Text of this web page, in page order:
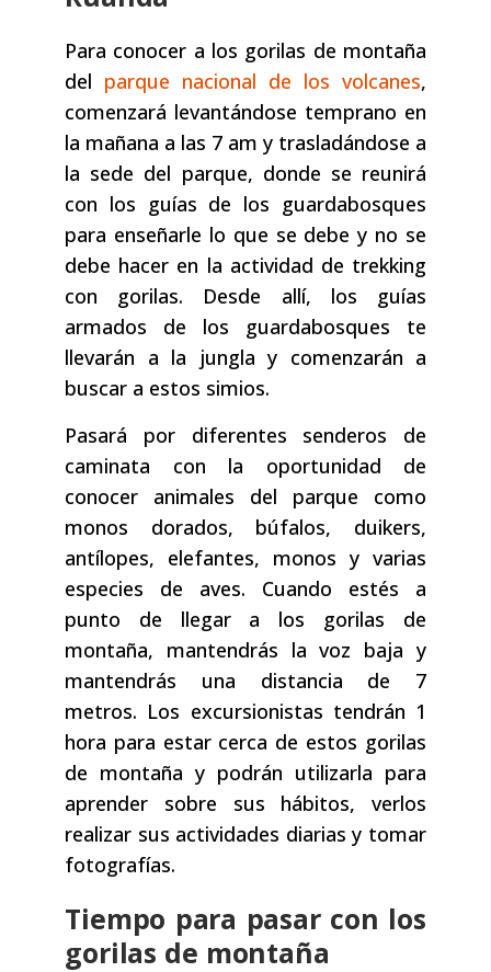
Para conocer a los gorilas de montaña
del parque nacional de los volcanes,
comenzará levantándose temprano en
la mañana a las 7 am y trasladándose a
la sede del parque, donde se reunirá
con los guías de los guardabosques
para enseñarle lo que se debe y no se
debe hacer en la actividad de trekking
con gorilas. Desde allí, los guías
armados de los guardabosques te
llevarán a la jungla y comenzarán a
buscar a estos simios.
Pasará por diferentes senderos de
caminata con la oportunidad de
conocer animales del parque como
monos dorados, búfalos, duikers,
antílopes, elefantes, monos y varias
especies de aves. Cuando estés a
punto de llegar a los gorilas de
montaña, mantendrás la voz baja y
mantendrás una distancia de 7
metros. Los excursionistas tendrán 1
hora para estar cerca de estos gorilas
de montaña y podrán utilizarla para
aprender sobre sus hábitos, verlos
realizar sus actividades diarias y tomar
fotografías.
Tiempo para pasar con los
gorilas de montaña